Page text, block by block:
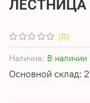
(0)
Наличие: В наличии
Основной склад:
ЛЕСТНИЦА